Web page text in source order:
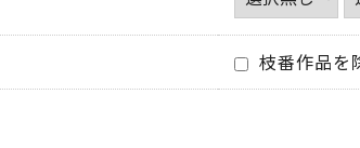
枝番作品を